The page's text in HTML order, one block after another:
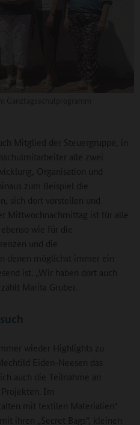
Mitglied der Steuergruppe, in
alle zwei
Organisation und
zum Beispiel die
sich dort vorstellen und
Mittwochnachmittag ist für alle
wie für die
und die
denen möglichst immer ein
ist. „Wir haben dort auch
Marita Gruber.
wieder Highlights zu
Eiden-Neesen das
auch die Teilnahme an
Im
mit textilen Materialien“
ihren „Secret Bags“, kleinen